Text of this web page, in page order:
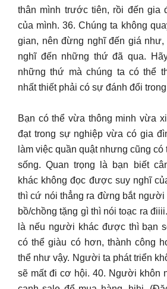
thân mình trước tiên, rồi đến gia
của mình. 36. Chúng ta không
gian, nên đừng nghĩ đến giá như,
nghĩ đến những thứ đã qua.
những thứ mà chúng ta có thể
nhất thiết phải có sự đánh đổi
Bạn có thể vừa thông minh vừa
đạt trong sự nghiệp vừa có gia
làm việc quần quật nhưng cũng
sống. Quan trọng là bạn biết
khác không đọc được suy nghĩ
thì cứ nói thẳng ra đừng bắt người
bồ/chồng tặng gì thì nói toạc ra
là nếu người khác được thì bạn
có thể giàu có hơn, thành công
thể như vậy. Người ta phát triển
sẽ mất đi cơ hội. 40. Người khôn